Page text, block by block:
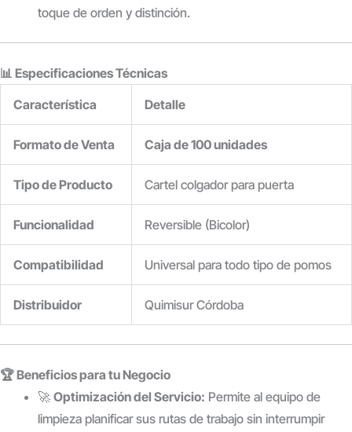
toque de orden y distinción.
📊 Especificaciones Técnicas
Característica
Detalle
Formato de Venta Caja de 100 unidades
Tipo de Producto Cartel colgador para puerta
Funcionalidad Reversible (Bicolor)
Compatibilidad Universal para todo tipo de pomos
Distribuidor Quimisur Córdoba
🏆 Beneficios para tu Negocio
🚀 Optimización del Servicio: Permite al equipo de
limpieza planificar sus rutas de trabajo sin interrumpir